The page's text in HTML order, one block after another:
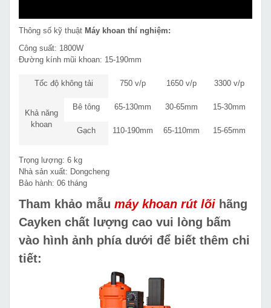
Thông số kỹ thuật Máy khoan thí nghiệm:
Công suất: 1800W
Đường kính mũi khoan: 15-190mm
Tốc độ không tải 750 v/p 1650 v/p 3300 v/p
Khả năng
khoan
Bê tông 65-130mm 30-65mm 15-30mm
Gạch 110-190mm 65-110mm 15-65mm
Trọng lượng: 6 kg
Nhà sản xuất: Dongcheng
Bảo hành: 06 tháng
Tham khảo mẫu máy khoan rút lõi hãng
Cayken chất lượng cao vui lòng bấm
vào hình ảnh phía dưới để biết thêm chi
tiết: